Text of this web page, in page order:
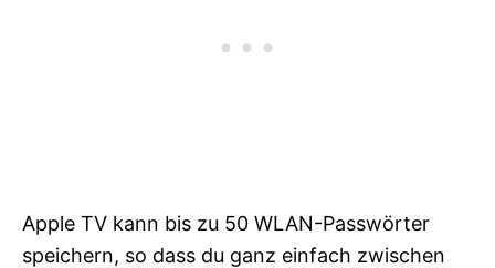
Apple TV kann bis zu 50 WLAN-Passwörter
speichern, so dass du ganz einfach zwischen